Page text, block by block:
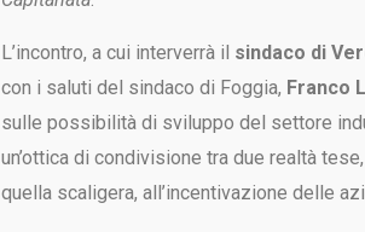
L’incontro, a cui interverrà il sindaco di
con i saluti del sindaco di Foggia, Franco
sulle possibilità di sviluppo del settore
un’ottica di condivisione tra due realtà
quella scaligera, all’incentivazione delle